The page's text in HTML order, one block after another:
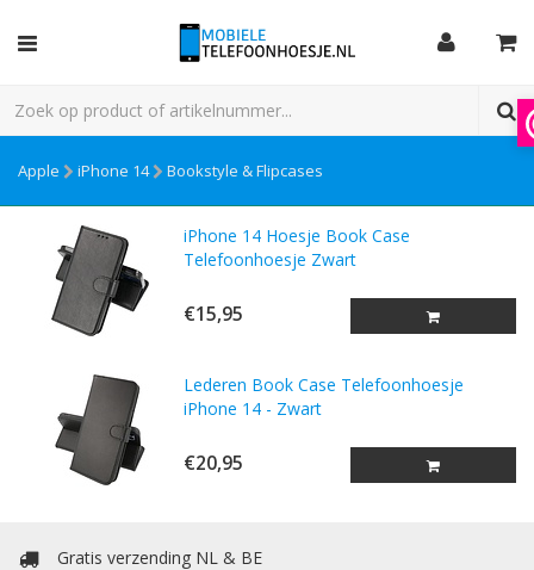
Apple iPhone 14 Bookstyle & Flipcases
iPhone 14 Hoesje Book Case
Telefoonhoesje Zwart
€15,95
Lederen Book Case Telefoonhoesje
iPhone 14 - Zwart
€20,95
Gratis verzending NL & BE